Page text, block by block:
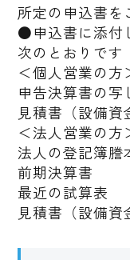
所定の申込書を
●申込書に添付
次のとおりです
＜個人営業の方
申告決算書の写
見積書（設備資
＜法人営業の方
法人の登記簿謄
前期決算書
最近の試算表
見積書（設備資